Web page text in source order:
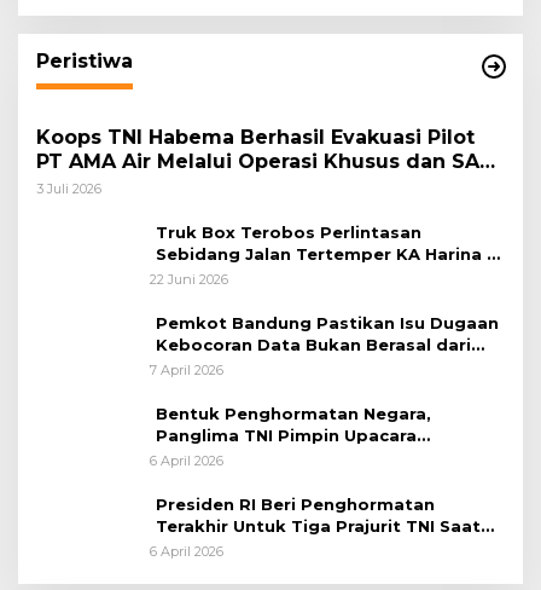
Peristiwa
Koops TNI Habema Berhasil Evakuasi Pilot
PT AMA Air Melalui Operasi Khusus dan SAR
Taktis
3 Juli 2026
Truk Box Terobos Perlintasan
Sebidang Jalan Tertemper KA Harina di
Jalan Stasiun Poncol-Jrakah Semarang
22 Juni 2026
Pemkot Bandung Pastikan Isu Dugaan
Kebocoran Data Bukan Berasal dari
Server Disdukcapil
7 April 2026
Bentuk Penghormatan Negara,
Panglima TNI Pimpin Upacara
Pemakaman Militer
6 April 2026
Presiden RI Beri Penghormatan
Terakhir Untuk Tiga Prajurit TNI Saat
Persemayaman di Bandara Soekarno-
6 April 2026